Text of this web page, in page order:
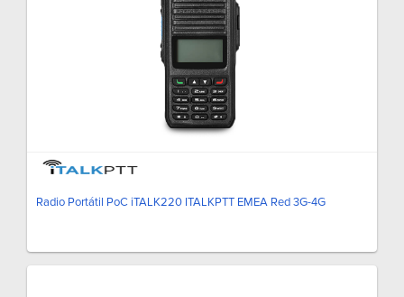
Radio Portátil PoC iTALK220 ITALKPTT EMEA Red 3G-4G